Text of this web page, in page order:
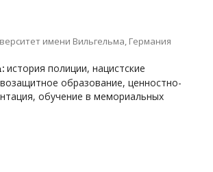
имени Вильгельма, Германия
история полиции, нацистские
образование, ценностно-
обучение в мемориальных